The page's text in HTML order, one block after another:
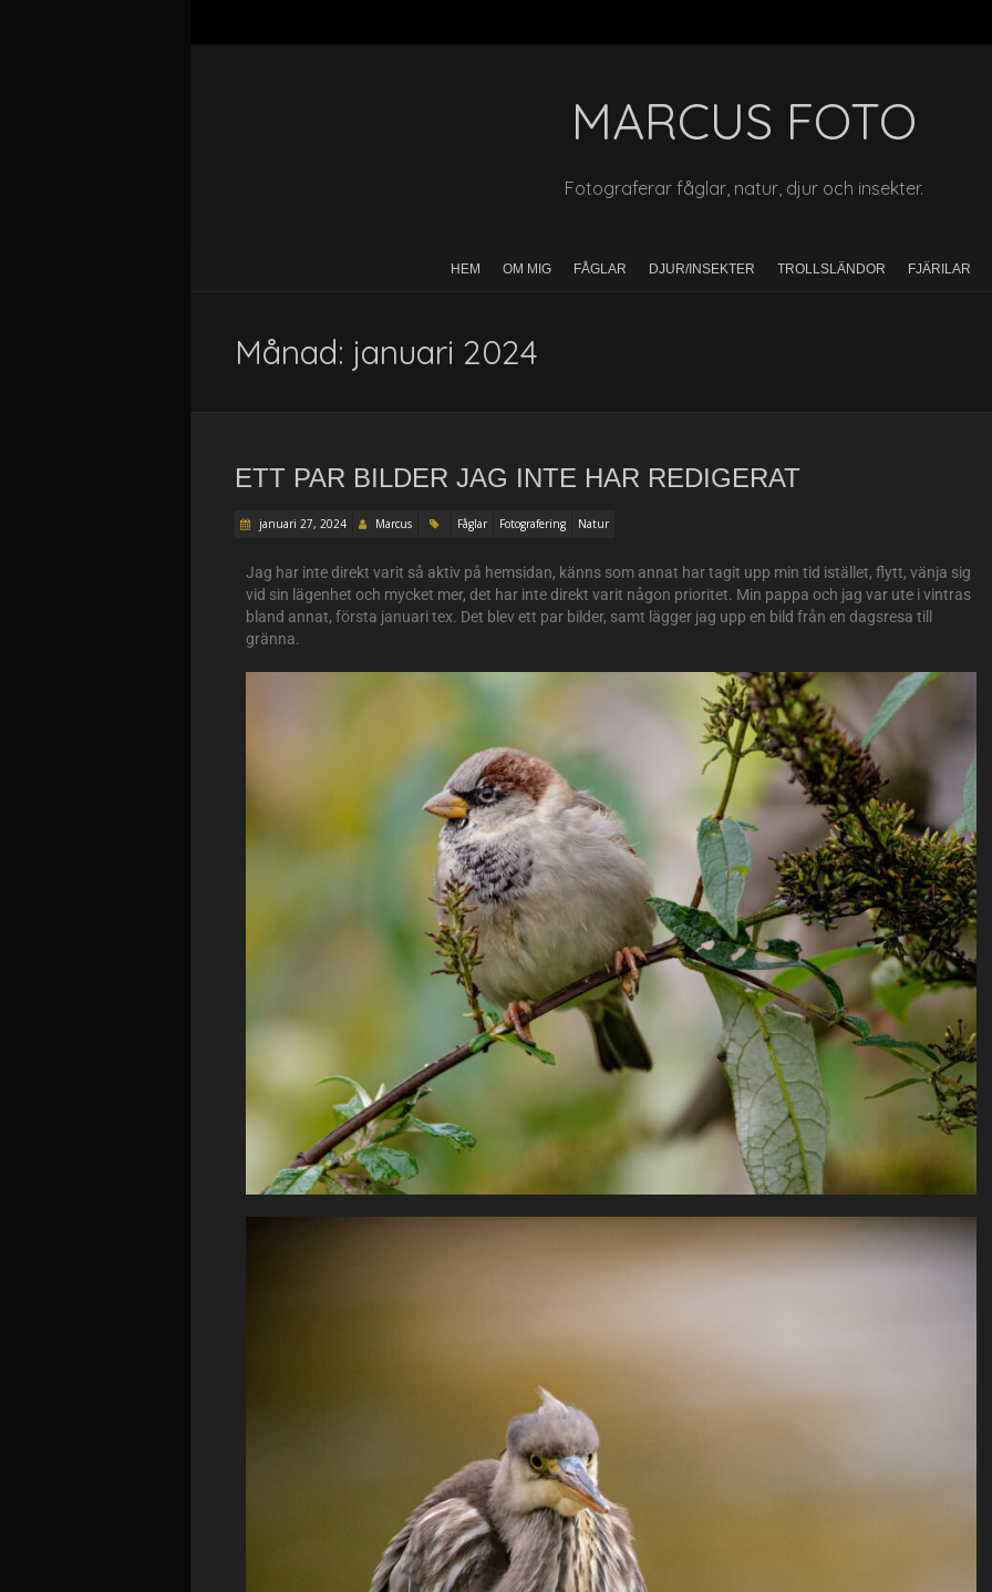
MARCUS FOTO
Fotograferar fåglar, natur, djur och insekter.
HEM OM MIG FÅGLAR DJUR/INSEKTER TROLLSLÄNDOR FJÄRILAR
Månad: januari 2024
ETT PAR BILDER JAG INTE HAR REDIGERAT
januari 27, 2024 Marcus Fåglar Fotografering Natur
Jag har inte direkt varit så aktiv på hemsidan, känns som annat har tagit upp min tid istället, flytt, vänja sig
vid sin lägenhet och mycket mer, det har inte direkt varit någon prioritet. Min pappa och jag var ute i vintras
bland annat, första januari tex. Det blev ett par bilder, samt lägger jag upp en bild från en dagsresa till
gränna.